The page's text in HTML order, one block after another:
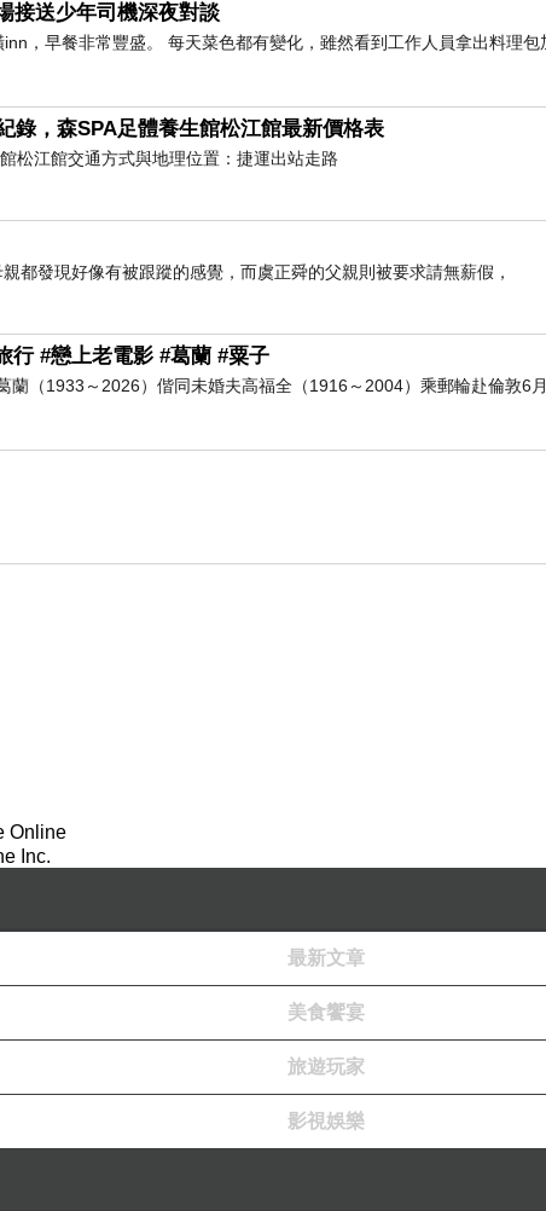
微波加熱風險大增
認為用塑膠袋裝熱湯會釋出有害物質，因此改用紙杯
碗、紙餐盒等，內層為了防水會添加一層塑膠淋膜
餐盒在微波加熱後，塑化劑與塑膠微粒的釋出量會大
慢性發炎、內分泌失調有關
遠超過你我想像。台北榮總遺傳優生科主任張家銘在
腸胃後還能穿透腸道屏障。進入血液循環，進而累積
體積極小，有些甚至能成功突破這層屏障，對神經系統
度關注塑膠微粒與神經退化疾病之間的關聯。此外，塑
護身體與大腦健康。
達腦部恐增加失智症風險！
接送少年司機深夜對談
，早餐非常豐盛。 每天菜色都有變化，雖然看到工作人員拿出料理包
錄，森SPA足體養生館松江館最新價格表
松江館交通方式與地理位置：捷運出站走路
發現好像有被跟蹤的感覺，而虞正舜的父親則被要求請無薪假，
行 #戀上老電影 #葛蘭 #粟子
蘭（1933～2026）偕同未婚夫高福全（1916～2004）乘郵輪赴倫敦6
Online
Inc.
最新文章
美食饗宴
旅遊玩家
影視娛樂